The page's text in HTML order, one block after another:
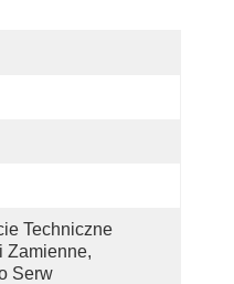
Techniczne
Zamienne,
Serw